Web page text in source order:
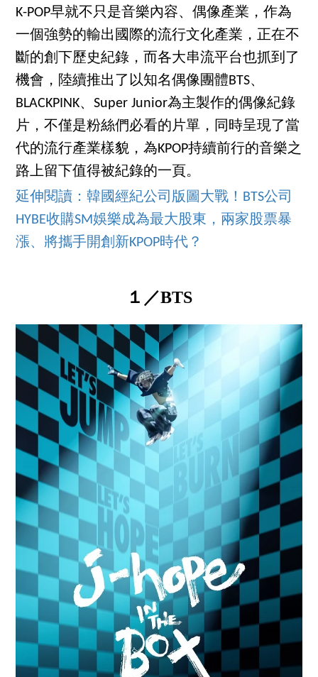
K-POP早就不只是音樂內容、偶像產業，作為
一個強勢的輸出國際的流行文化產業，正在不
斷的創下歷史紀錄，而各大串流平台也抓到了
機會，陸續推出了以知名偶像團體BTS、
BLACKPINK、Super Junior為主製作的偶像紀錄
片，不僅是粉絲們必看的片單，同時呈現了當
代的流行產業樣貌，為KPOP持續前行的音樂之
路上留下值得被紀錄的一頁。
延伸閱讀：韓國經紀公司版圖大戰！BTS公司
HYBE收購SM娛樂成為最大股東，兩家股票暴
漲、將攜手開創新KPOP時代？
１／BTS